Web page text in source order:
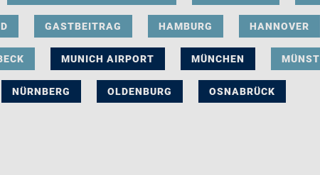
GASTBEITRAG HAMBURG HANNOVER
MUNICH AIRPORT MÜNCHEN
NÜRNBERG OLDENBURG OSNABRÜCK